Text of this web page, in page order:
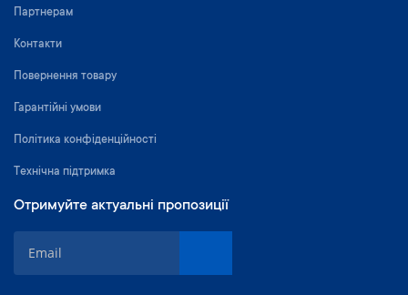
Партнерам
Контакти
Повернення товару
Гарантійні умови
Політика конфіденційності
Технічна підтримка
Отримуйте актуальні пропозиції
д